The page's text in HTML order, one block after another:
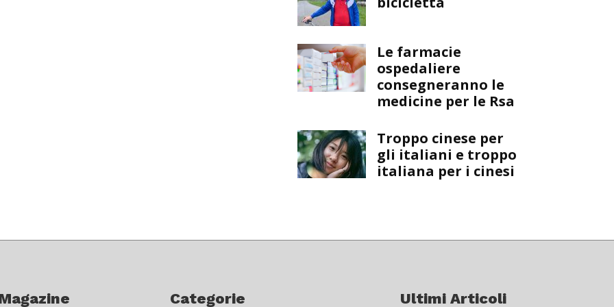
Le farmacie
ospedaliere
consegneranno le
medicine per le Rsa
Troppo cinese per
gli italiani e troppo
italiana per i cinesi
Categorie Ultimi Articoli